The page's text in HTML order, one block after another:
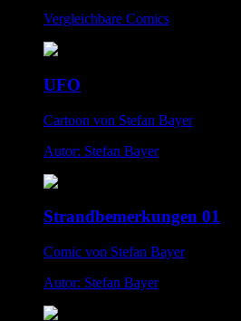
Vergleichbare Comics
UFO
Cartoon von Stefan Bayer
Autor: Stefan Bayer
Strandbemerkungen 01
Comic von Stefan Bayer
Autor: Stefan Bayer